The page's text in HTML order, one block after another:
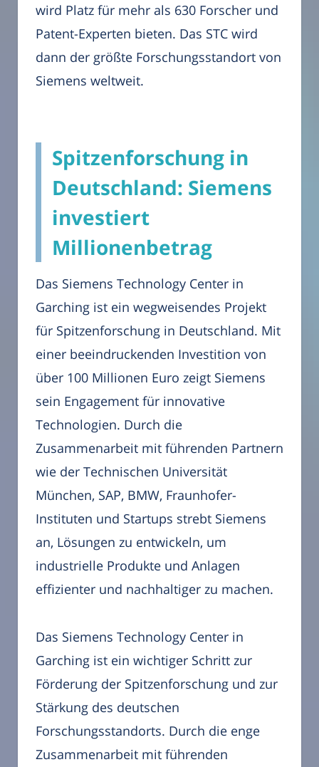
wird Platz für mehr als 630 Forscher und
Patent-Experten bieten. Das STC wird
dann der größte Forschungsstandort von
Siemens weltweit.
Spitzenforschung in
Deutschland: Siemens
investiert
Millionenbetrag
Das Siemens Technology Center in
Garching ist ein wegweisendes Projekt
für Spitzenforschung in Deutschland. Mit
einer beeindruckenden Investition von
über 100 Millionen Euro zeigt Siemens
sein Engagement für innovative
Technologien. Durch die
Zusammenarbeit mit führenden Partnern
wie der Technischen Universität
München, SAP, BMW, Fraunhofer-
Instituten und Startups strebt Siemens
an, Lösungen zu entwickeln, um
industrielle Produkte und Anlagen
effizienter und nachhaltiger zu machen.
Das Siemens Technology Center in
Garching ist ein wichtiger Schritt zur
Förderung der Spitzenforschung und zur
Stärkung des deutschen
Forschungsstandorts. Durch die enge
Zusammenarbeit mit führenden